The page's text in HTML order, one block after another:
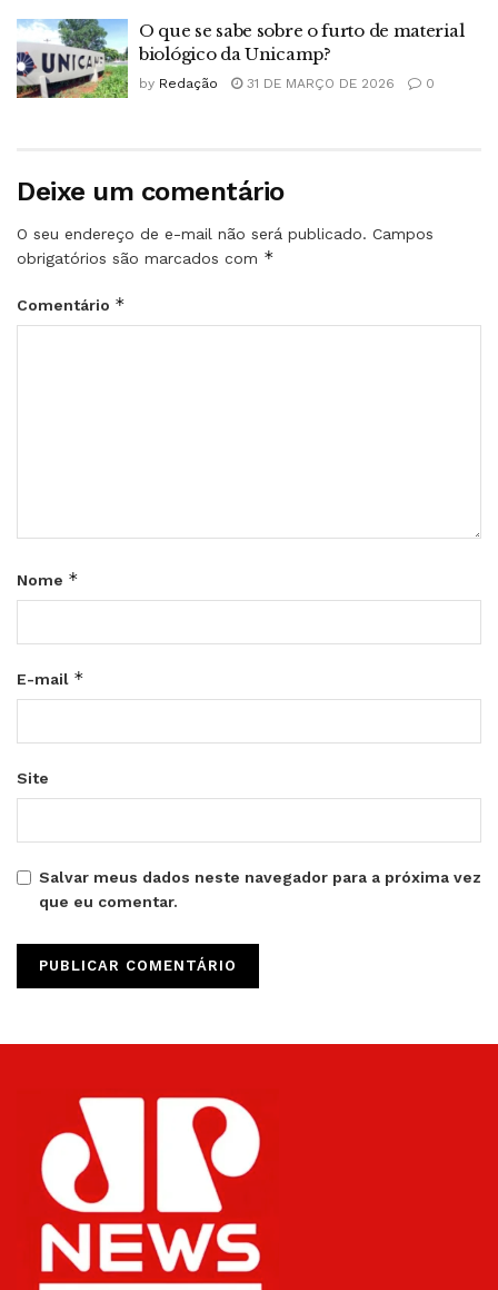
O que se sabe sobre o furto de material
biológico da Unicamp?
by Redação 31 DE MARÇO DE 2026 0
Deixe um comentário
O seu endereço de e-mail não será publicado. Campos
obrigatórios são marcados com *
Comentário *
Nome *
E-mail *
Site
Salvar meus dados neste navegador para a próxima vez
que eu comentar.